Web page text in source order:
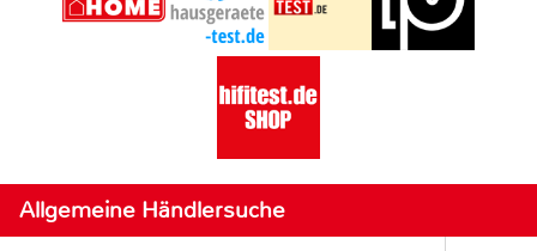
Allgemeine Händlersuche